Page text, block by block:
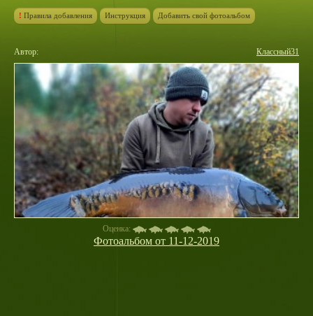
! Правила добавления Инструкция Добавить свой фотоальбом
Автор: Классный31
Оценка:
Фотоальбом от 11-12-2019